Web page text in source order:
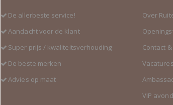
De allerbeste service!
Aandacht voor de klant
Super prijs / kwaliteitsverhouding
De beste merken
Advies op maat
Over
Contact
Vacatures
VIP